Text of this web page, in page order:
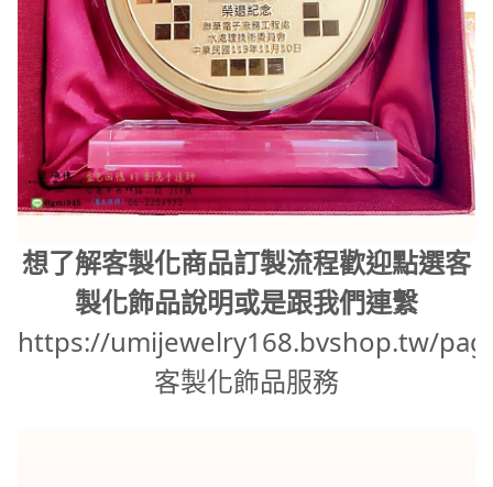
想了解客製化商品訂製流程歡迎點選客
製化飾品說明或是跟我們連繫
https://umijewelry168.bvshop.tw/
客製化飾品服務